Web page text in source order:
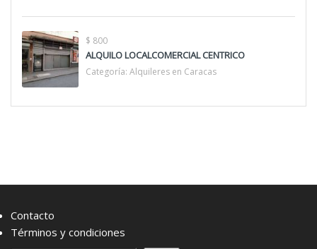
$ 800
ALQUILO LOCALCOMERCIAL CENTRICO
Categoría: Alquileres en Caracas
Contacto
Términos y condiciones